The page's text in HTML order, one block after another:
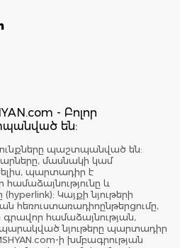
- Բոլոր
են:
պաշտպանված են:
մասնակի կամ
պարտադիր է
համաձայնությունը և
(hyperlink): Կայքի նյութերի
հեռուստառադիոընթերցումը,
գրավոր համաձայնության,
նյութերը պարտադիր
ի խմբագրության